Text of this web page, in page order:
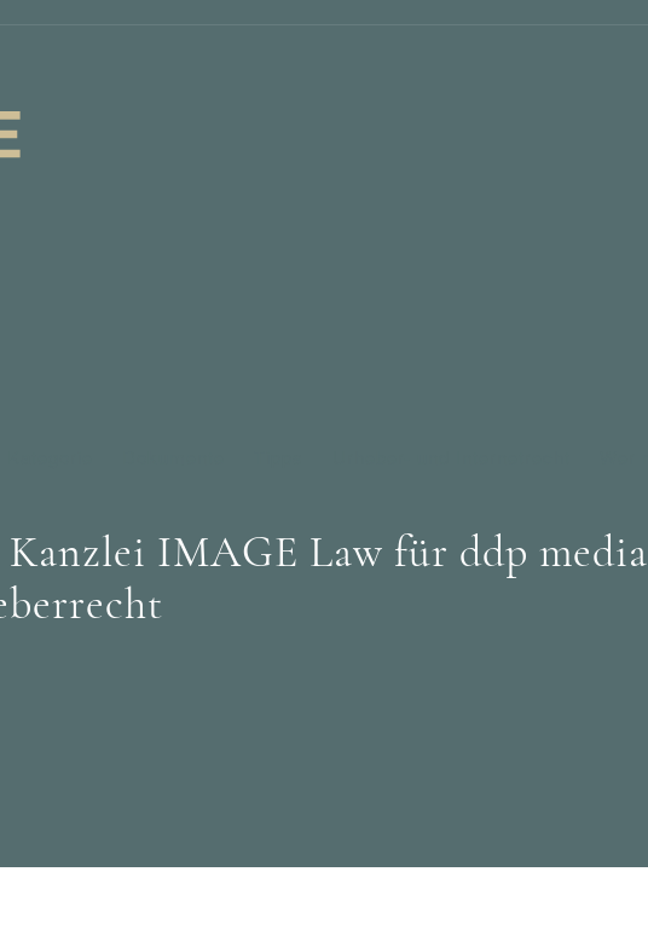
IMAGE Law für ddp media